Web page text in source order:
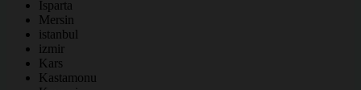
Isparta
Mersin
istanbul
izmir
Kars
Kastamonu